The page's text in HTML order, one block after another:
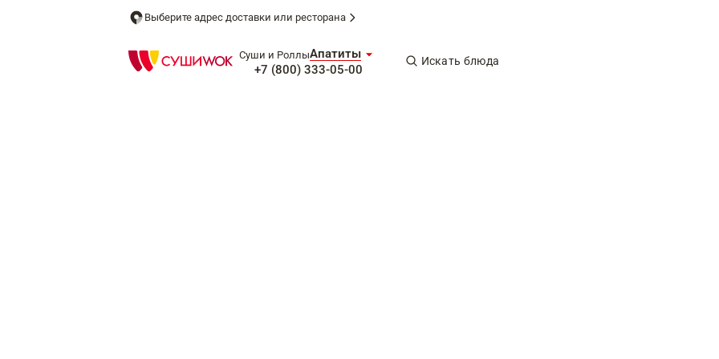
Выберите адрес доставки или ресторана
Суши и РоллыАпатиты
+7 (800) 333-05-00
Искать блюда